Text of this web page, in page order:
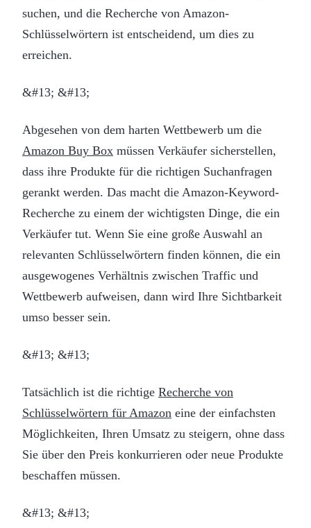
suchen, und die Recherche von Amazon-
Schlüsselwörtern ist entscheidend, um dies zu
erreichen.
&#13; &#13;
Abgesehen von dem harten Wettbewerb um die
Amazon Buy Box müssen Verkäufer sicherstellen,
dass ihre Produkte für die richtigen Suchanfragen
gerankt werden. Das macht die Amazon-Keyword-
Recherche zu einem der wichtigsten Dinge, die ein
Verkäufer tut. Wenn Sie eine große Auswahl an
relevanten Schlüsselwörtern finden können, die ein
ausgewogenes Verhältnis zwischen Traffic und
Wettbewerb aufweisen, dann wird Ihre Sichtbarkeit
umso besser sein.
&#13; &#13;
Tatsächlich ist die richtige Recherche von
Schlüsselwörtern für Amazon eine der einfachsten
Möglichkeiten, Ihren Umsatz zu steigern, ohne dass
Sie über den Preis konkurrieren oder neue Produkte
beschaffen müssen.
&#13; &#13;